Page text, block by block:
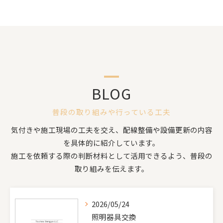
普段の取り組みや行っている工夫
BLOG
気付きや施工現場の工夫を交え、配線整備や設備更新の内容
を具体的に紹介しています。
施工を依頼する際の判断材料として活用できるよう、普段の
取り組みを伝えます。
2026/05/24
照明器具交換